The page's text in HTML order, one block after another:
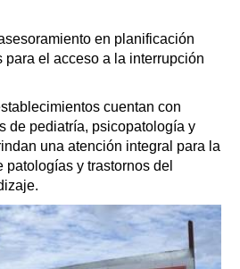
en planificación
para el acceso a la interrupción
cuentan con
de pediatría, psicopatología y
una atención integral para la
y trastornos del